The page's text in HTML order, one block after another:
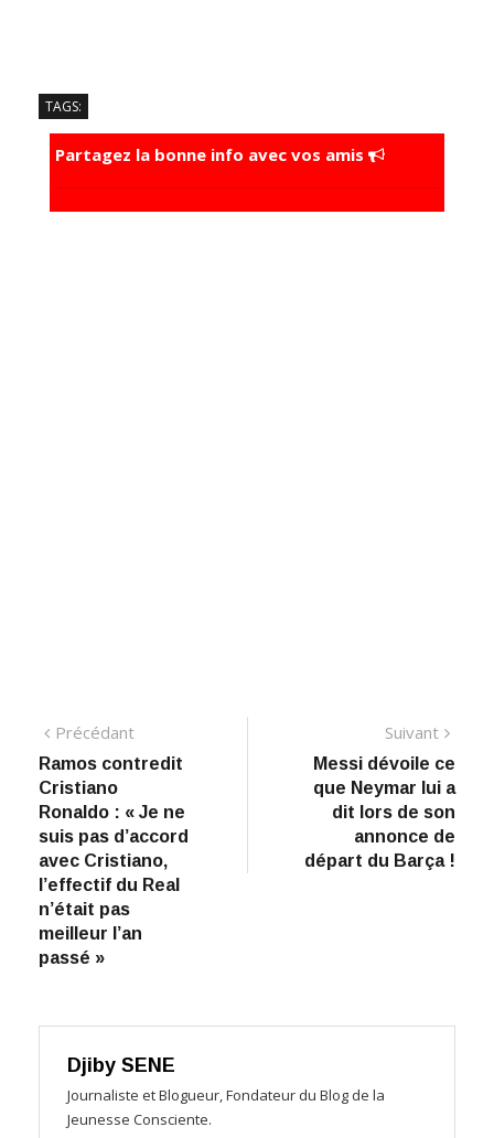
TAGS:
Partagez la bonne info avec vos amis
Navigation
de
l’article
PrécédantPrécédant:
Ramos contredit
Cristiano
Ronaldo : « Je ne
suis pas d’accord
avec Cristiano,
l’effectif du Real
n’était pas
meilleur l’an
passé »
Suivant
​Messi dévoile ce
que Neymar lui a
dit lors de son
annonce de
départ du Barça !
Djiby SENE
Journaliste et Blogueur, Fondateur du Blog de la
Jeunesse Consciente.